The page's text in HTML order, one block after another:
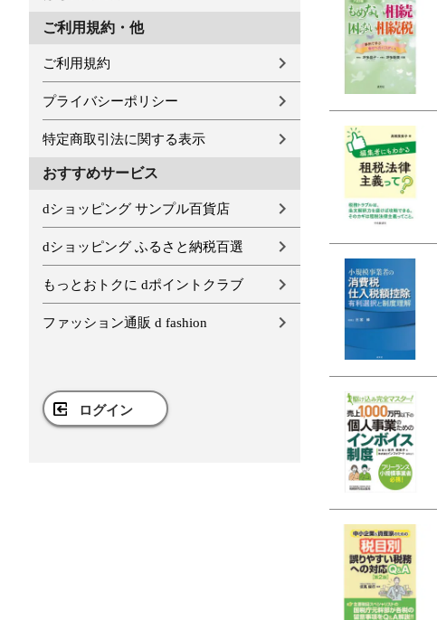
ご利用規約・他
ご利用規約
プライバシーポリシー
特定商取引法に関する表示
おすすめサービス
dショッピング サンプル百貨店
dショッピング ふるさと納税百選
もっとおトクに dポイントクラブ
ファッション通販 d fashion
ログイン